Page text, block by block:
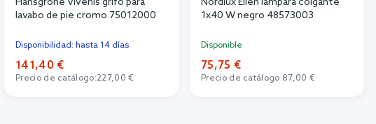
Hansgrohe Vivenis grifo para
lavabo de pie cromo 75012000
Disponibilidad: hasta 14 días
141,40 €
Precio de catálogo:227,00 €
Nordlux Ellen lámpara colgante
1x40 W negro 48573003
Disponible
75,75 €
Precio de catálogo:87,00 €